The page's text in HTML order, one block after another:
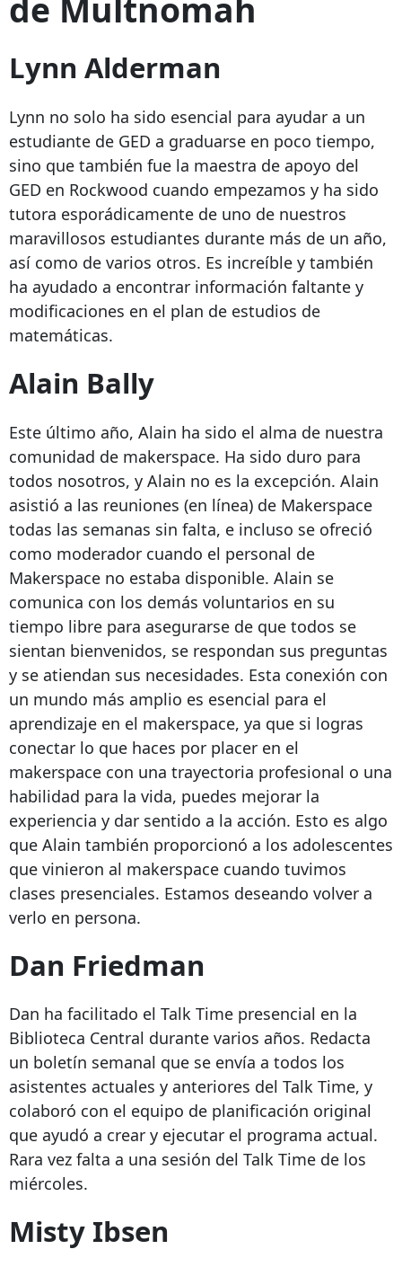
de Multnomah
Lynn Alderman
Lynn no solo ha sido esencial para ayudar a un
estudiante de GED a graduarse en poco tiempo,
sino que también fue la maestra de apoyo del
GED en Rockwood cuando empezamos y ha sido
tutora esporádicamente de uno de nuestros
maravillosos estudiantes durante más de un año,
así como de varios otros. Es increíble y también
ha ayudado a encontrar información faltante y
modificaciones en el plan de estudios de
matemáticas.
Alain Bally
Este último año, Alain ha sido el alma de nuestra
comunidad de makerspace. Ha sido duro para
todos nosotros, y Alain no es la excepción. Alain
asistió a las reuniones (en línea) de Makerspace
todas las semanas sin falta, e incluso se ofreció
como moderador cuando el personal de
Makerspace no estaba disponible. Alain se
comunica con los demás voluntarios en su
tiempo libre para asegurarse de que todos se
sientan bienvenidos, se respondan sus preguntas
y se atiendan sus necesidades. Esta conexión con
un mundo más amplio es esencial para el
aprendizaje en el makerspace, ya que si logras
conectar lo que haces por placer en el
makerspace con una trayectoria profesional o una
habilidad para la vida, puedes mejorar la
experiencia y dar sentido a la acción. Esto es algo
que Alain también proporcionó a los adolescentes
que vinieron al makerspace cuando tuvimos
clases presenciales. Estamos deseando volver a
verlo en persona.
Dan Friedman
Dan ha facilitado el Talk Time presencial en la
Biblioteca Central durante varios años. Redacta
un boletín semanal que se envía a todos los
asistentes actuales y anteriores del Talk Time, y
colaboró ​​con el equipo de planificación original
que ayudó a crear y ejecutar el programa actual.
Rara vez falta a una sesión del Talk Time de los
miércoles.
Misty Ibsen